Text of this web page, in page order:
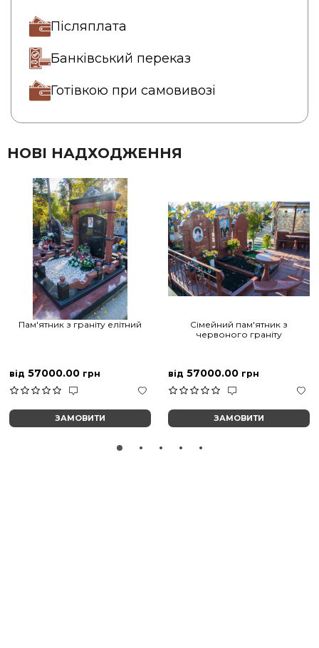
Післяплата
Банківський переказ
Готівкою при самовивозі
НОВІ НАДХОДЖЕННЯ
Пам'ятник з граніту елітний
від 57000.00 грн
ЗАМОВИТИ
Сімейний пам'ятник з
червоного граніту
від 57000.00 грн
ЗАМОВИТИ